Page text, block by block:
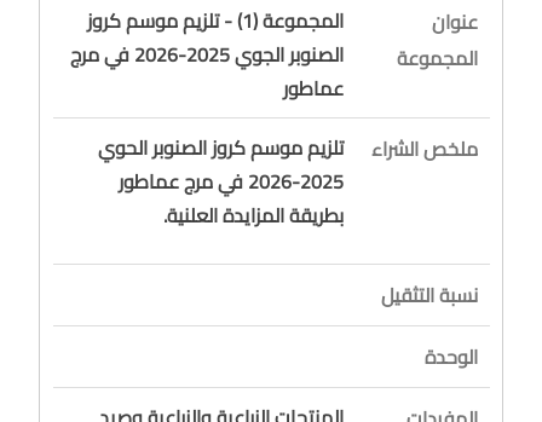
عنوان
المجموعة
المجموعة (1) - تلزيم موسم كروز
الصنوبر الجوي 2025-2026 في مرج
عماطور
ملخص الشراء
تلزيم موسم كروز الصنوبر الحوي
2025-2026 في مرج عماطور
بطريقة المزايدة العلنية.
نسبة التثقيل
الوحدة